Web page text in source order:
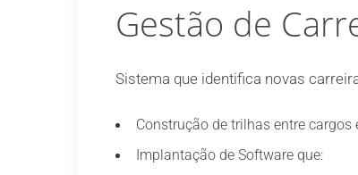
Gestão de
Sistema que identifica novas
Construção de trilhas entre cargos
Implantação de Software que: